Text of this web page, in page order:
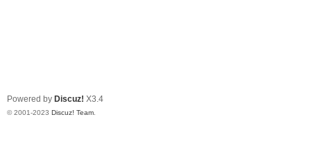
Powered by Discuz! X3.4
© 2001-2023 Discuz! Team